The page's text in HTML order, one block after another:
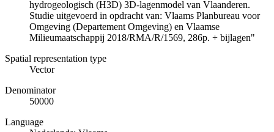
hydrogeologisch (H3D) 3D-lagenmodel van Vlaanderen.
Studie uitgevoerd in opdracht van: Vlaams Planbureau voor
Omgeving (Departement Omgeving) en Vlaamse
Milieumaatschappij 2018/RMA/R/1569, 286p. + bijlagen"
Spatial representation type
Vector
Denominator
50000
Language